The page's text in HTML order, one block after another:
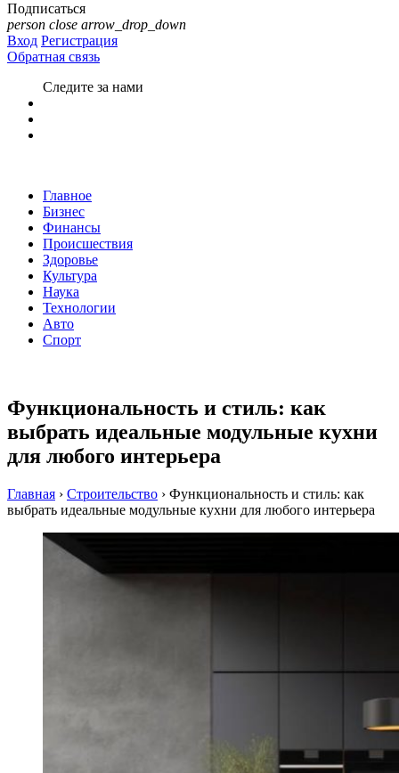
Подписаться
person close arrow_drop_down
Вход Регистрация
Обратная связь
Следите за нами
Главное
Бизнес
Финансы
Происшествия
Здоровье
Культура
Наука
Технологии
Авто
Спорт
Функциональность и стиль: как
выбрать идеальные модульные кухни
для любого интерьера
Главная › Строительство › Функциональность и стиль: как
выбрать идеальные модульные кухни для любого интерьера